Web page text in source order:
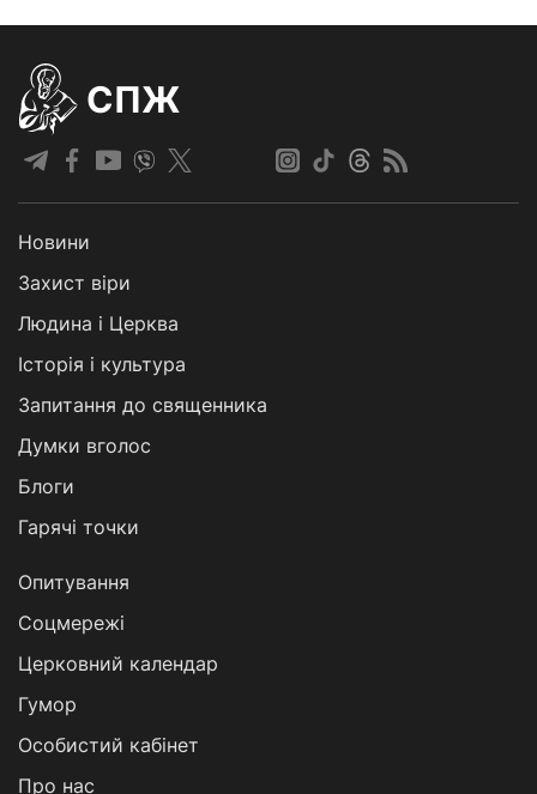
СПЖ
Новини
Захист віри
Людина і Церква
Історія і культура
Запитання до священника
Думки вголос
Блоги
Гарячі точки
Опитування
Соцмережі
Церковний календар
Гумор
Особистий кабінет
Про нас